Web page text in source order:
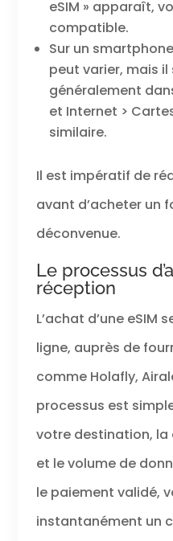
eSIM » apparaît,
compatible.
Sur un
peut varier, mais il
généralement
et Internet >
similaire.
Il est impératif de
avant d’acheter un
déconvenue.
Le processus
réception
L’achat d’une eSIM
ligne, auprès de
comme Holafly,
processus est
votre destination, la
et le volume de
le paiement validé,
instantanément un